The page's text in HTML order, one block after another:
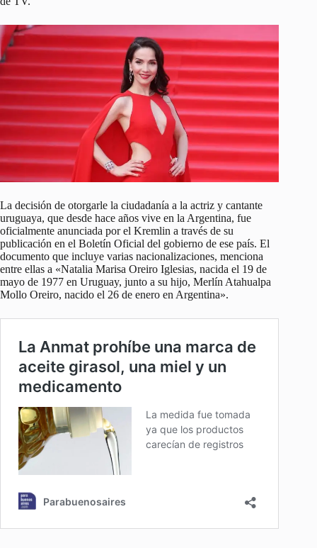
La decisión de otorgarle la ciudadanía a la actriz y cantante
uruguaya, que desde hace años vive en la Argentina, fue
oficialmente anunciada por el Kremlin a través de su
publicación en el Boletín Oficial del gobierno de ese país. El
documento que incluye varias nacionalizaciones, menciona
entre ellas a «Natalia Marisa Oreiro Iglesias, nacida el 19 de
mayo de 1977 en Uruguay, junto a su hijo, Merlín Atahualpa
Mollo Oreiro, nacido el 26 de enero en Argentina».